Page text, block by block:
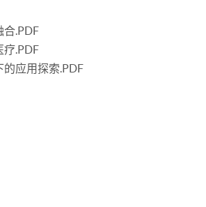
.PDF
.PDF
应用探索.PDF